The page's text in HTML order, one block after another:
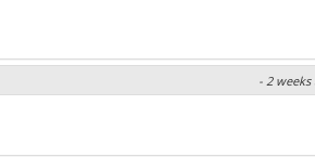
- 2 weeks